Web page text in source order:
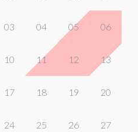
03 04 05 06
10 11 12 13
17 18 19 20
24 25 26 27